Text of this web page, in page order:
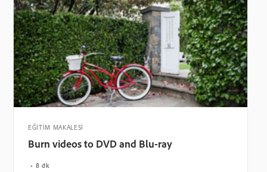
EĞİTİM MAKALESİ
Burn videos to DVD and Blu-ray
8 dk